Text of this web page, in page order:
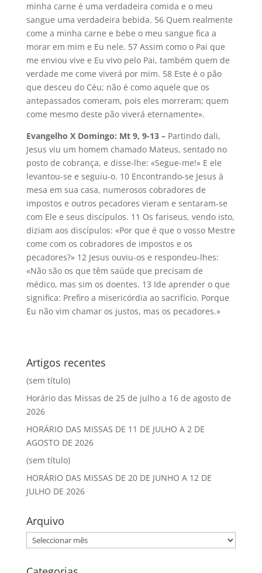
minha carne é uma verdadeira comida e o meu
sangue uma verdadeira bebida. 56 Quem realmente
come a minha carne e bebe o meu sangue fica a
morar em mim e Eu nele. 57 Assim como o Pai que
me enviou vive e Eu vivo pelo Pai, também quem de
verdade me come viverá por mim. 58 Este é o pão
que desceu do Céu; não é como aquele que os
antepassados comeram, pois eles morreram; quem
come mesmo deste pão viverá eternamente».
Evangelho X Domingo: Mt 9, 9-13 – Partindo dali,
Jesus viu um homem chamado Mateus, sentado no
posto de cobrança, e disse-lhe: «Segue-me!» E ele
levantou-se e seguiu-o. 10 Encontrando-se Jesus à
mesa em sua casa, numerosos cobradores de
impostos e outros pecadores vieram e sentaram-se
com Ele e seus discípulos. 11 Os fariseus, vendo isto,
diziam aos discípulos: «Por que é que o vosso Mestre
come com os cobradores de impostos e os
pecadores?» 12 Jesus ouviu-os e respondeu-lhes:
«Não são os que têm saúde que precisam de
médico, mas sim os doentes. 13 Ide aprender o que
significa: Prefiro a misericórdia ao sacrifício. Porque
Eu não vim chamar os justos, mas os pecadores.»
Artigos recentes
(sem título)
Horário das Missas de 25 de julho a 16 de agosto de
2026
HORÁRIO DAS MISSAS DE 11 DE JULHO A 2 DE
AGOSTO DE 2026
(sem título)
HORÁRIO DAS MISSAS DE 20 DE JUNHO A 12 DE
JULHO DE 2026
Arquivo
Arquivo